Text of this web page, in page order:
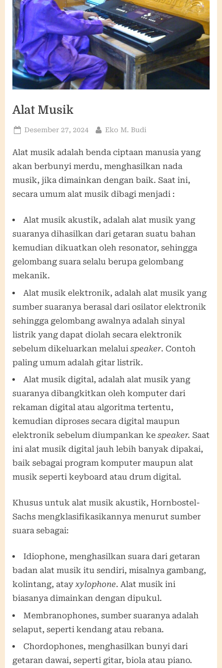
Alat Musik
Posted
Desember 27, 2024 By
Eko M. Budi
Alat musik adalah benda ciptaan manusia yang
akan berbunyi merdu, menghasilkan nada
musik, jika dimainkan dengan baik. Saat ini,
secara umum alat musik dibagi menjadi :
Alat musik akustik, adalah alat musik yang
suaranya dihasilkan dari getaran suatu bahan
kemudian dikuatkan oleh resonator, sehingga
gelombang suara selalu berupa gelombang
mekanik.
Alat musik elektronik, adalah alat musik yang
sumber suaranya berasal dari osilator elektronik
sehingga gelombang awalnya adalah sinyal
listrik yang dapat diolah secara elektronik
sebelum dikeluarkan melalui speaker. Contoh
paling umum adalah gitar listrik.
Alat musik digital, adalah alat musik yang
suaranya dibangkitkan oleh komputer dari
rekaman digital atau algoritma tertentu,
kemudian diproses secara digital maupun
elektronik sebelum diumpankan ke speaker. Saat
ini alat musik digital jauh lebih banyak dipakai,
baik sebagai program komputer maupun alat
musik seperti keyboard atau drum digital.
Khusus untuk alat musik akustik, Hornbostel-
Sachs mengklasifikasikannya menurut sumber
suara sebagai:
Idiophone, menghasilkan suara dari getaran
badan alat musik itu sendiri, misalnya gambang,
kolintang, atay xylophone. Alat musik ini
biasanya dimainkan dengan dipukul.
Membranophones, sumber suaranya adalah
selaput, seperti kendang atau rebana.
Chordophones, menghasilkan bunyi dari
getaran dawai, seperti gitar, biola atau piano.